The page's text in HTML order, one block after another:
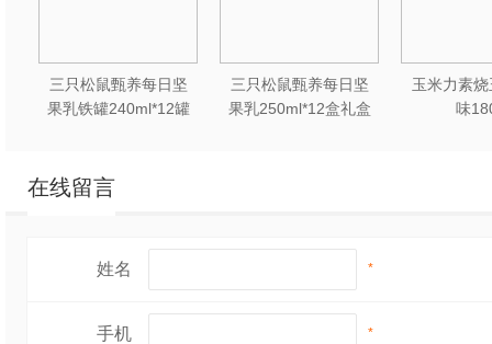
三只松鼠甄养每日坚
果乳铁罐240ml*12罐
三只松鼠甄养每日坚
果乳250ml*12盒礼盒
玉米力素
味
在线留言
姓名 *
手机 *